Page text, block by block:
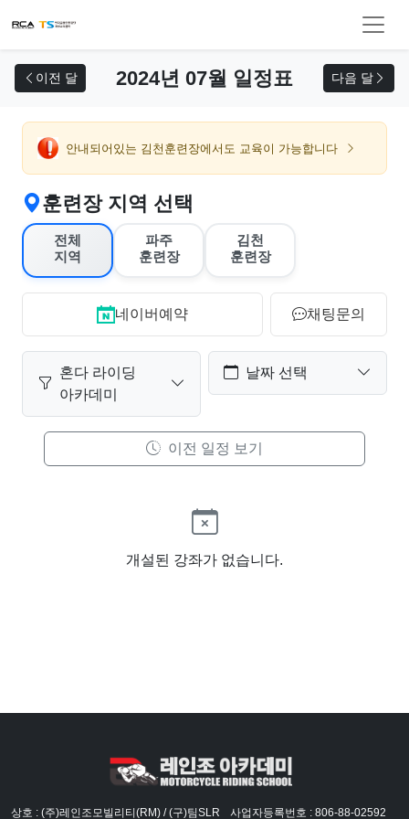
이전 달 2024년 07월 일정표 다음 달
안내되어있는 김천훈련장에서도 교육이 가능합니다
훈련장 지역 선택
전체
지역
파주
훈련장
김천
훈련장
네이버예약 채팅문의
혼다 라이딩
아카데미
날짜 선택
이전 일정 보기
개설된 강좌가 없습니다.
상호 : (주)레인조모빌리티(RM) / (구)팀SLR 사업자등록번호 : 806-88-02592